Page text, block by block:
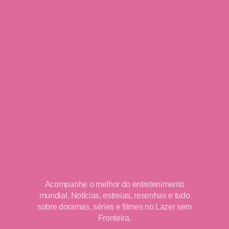
Acompanhe o melhor do entretenimento
mundial. Notícias, estreias, resenhas e tudo
sobre doramas, séries e filmes no Lazer sem
Fronteira.